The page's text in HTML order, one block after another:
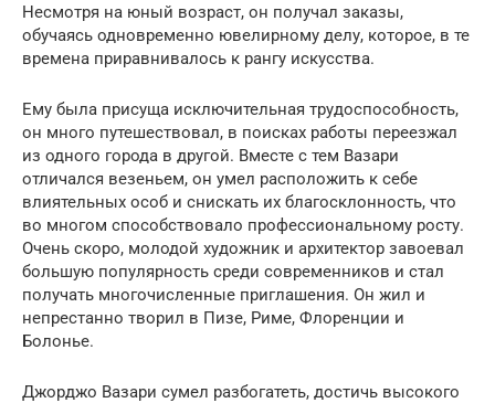
Несмотря на юный возраст, он получал заказы,
обучаясь одновременно ювелирному делу, которое, в те
времена приравнивалось к рангу искусства.
Ему была присуща исключительная трудоспособность,
он много путешествовал, в поисках работы переезжал
из одного города в другой. Вместе с тем Вазари
отличался везеньем, он умел расположить к себе
влиятельных особ и снискать их благосклонность, что
во многом способствовало профессиональному росту.
Очень скоро, молодой художник и архитектор завоевал
большую популярность среди современников и стал
получать многочисленные приглашения. Он жил и
непрестанно творил в Пизе, Риме, Флоренции и
Болонье.
Джорджо Вазари сумел разбогатеть, достичь высокого